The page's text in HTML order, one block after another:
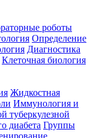
роботы
Определение
Диагностика
Клеточная биология
Жидкостная
Иммунология и
туберкулезной
диабета Группы